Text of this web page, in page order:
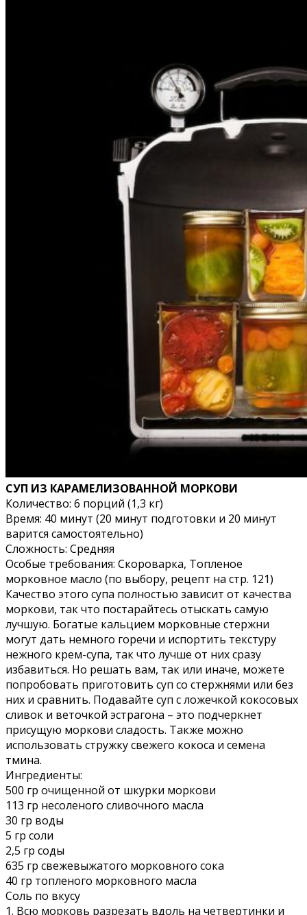
СУП ИЗ КАРАМЕЛИЗОВАННОЙ МОРКОВИ
Количество: 6 порций (1,3 кг)
Время: 40 минут (20 минут подготовки и 20 минут
варится самостоятельно)
Сложность: Средняя
Особые требования: Скороварка, Топленое
морковное масло (по выбору, рецепт на стр. 121)
Качество этого супа полностью зависит от качества
моркови, так что постарайтесь отыскать самую
лучшую. Богатые кальцием морковные стержни
могут дать немного горечи и испортить текстуру
нежного крем-супа, так что лучше от них сразу
избавиться. Но решать вам, так или иначе, можете
попробовать приготовить суп со стержнями или без
них и сравнить. Подавайте суп с ложечкой кокосовых
сливок и веточкой эстрагона – это подчеркнет
присущую моркови сладость. Также можно
использовать стружку свежего кокоса и семена
тмина.
Ингредиенты:
500 гр очищенной от шкурки моркови
113 гр несоленого сливочного масла
30 гр воды
5 гр соли
2,5 гр соды
635 гр свежевыжатого морковного сока
40 гр топленого морковного масла
Соль по вкусу
1. Всю морковь разрезать вдоль на четвертинки и